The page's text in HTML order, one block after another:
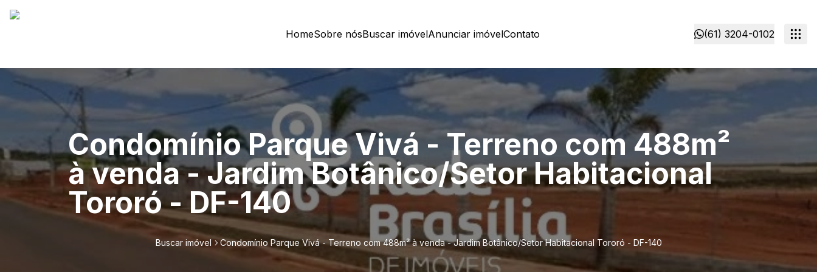
HomeSobre nósBuscar imóvelAnunciar imóvelContato (61) 3204-0102
Condomínio Parque Vivá - Terreno com 488m²
à venda - Jardim Botânico/Setor Habitacional
Tororó - DF-140
Buscar imóvel Condomínio Parque Vivá - Terreno com 488m² à venda - Jardim Botânico/Setor Habitacional Tororó - DF-140